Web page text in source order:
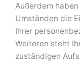
Außerdem
Umständen die
Ihrer
Weiteren steht
zuständigen